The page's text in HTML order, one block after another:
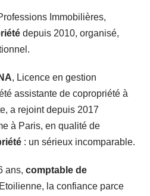
Immobilières,
depuis 2010, organisé,
, Licence en gestion
assistante de copropriété à
a rejoint depuis 2017
à Paris, en qualité de
: un sérieux incomparable.
ans, comptable de
la confiance parce